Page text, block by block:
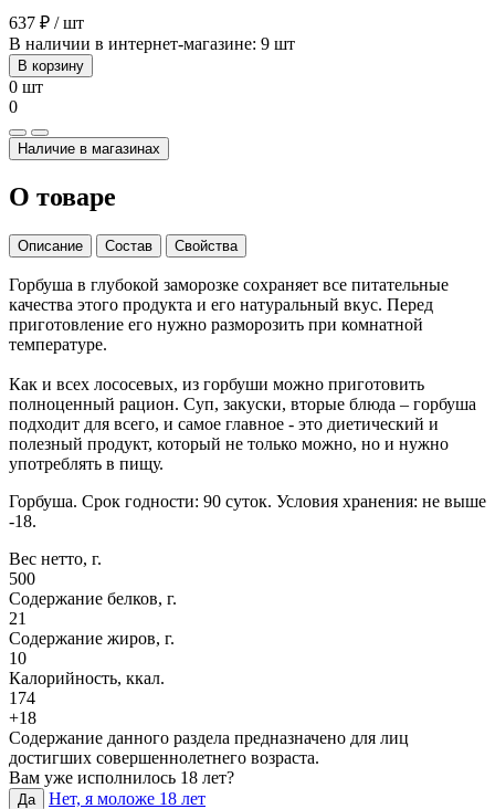
637 ₽ / шт
В наличии в интернет-магазине: 9 шт
В корзину
0 шт
0
Наличие в магазинах
О товаре
Описание Состав Свойства
Горбуша в глубокой заморозке сохраняет все питательные
качества этого продукта и его натуральный вкус. Перед
приготовление его нужно разморозить при комнатной
температуре.
Как и всех лососевых, из горбуши можно приготовить
полноценный рацион. Суп, закуски, вторые блюда – горбуша
подходит для всего, и самое главное - это диетический и
полезный продукт, который не только можно, но и нужно
употреблять в пищу.
Горбуша. Срок годности: 90 суток. Условия хранения: не выше
-18.
Вес нетто, г.
500
Содержание белков, г.
21
Содержание жиров, г.
10
Калорийность, ккал.
174
+18
Содержание данного раздела предназначено для лиц
достигших совершеннолетнего возраста.
Вам уже исполнилось 18 лет?
Да
Нет, я моложе 18 лет